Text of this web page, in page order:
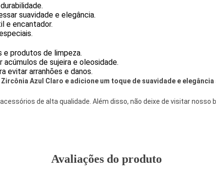
suavidade e elegância.
e encantador.
produtos de limpeza.
de sujeira e oleosidade.
evitar arranhões e danos.
Azul Claro e adicione um toque de suavidade e elegância
de alta qualidade. Além disso, não deixe de visitar
Avaliações do produto